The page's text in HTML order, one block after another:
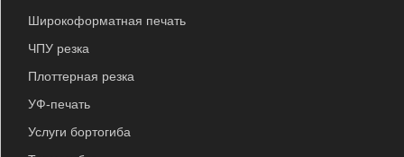
Широкоформатная печать
ЧПУ резка
Плоттерная резка
УФ-печать
Услуги бортогиба